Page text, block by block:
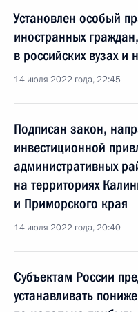
Установлен особый
иностранных
в российских вузах и
14 июля 2022 года, 22:45
Подписан закон,
инвестиционной
административных
на территориях
и Приморского края
14 июля 2022 года, 20:40
Субъектам России
устанавливать